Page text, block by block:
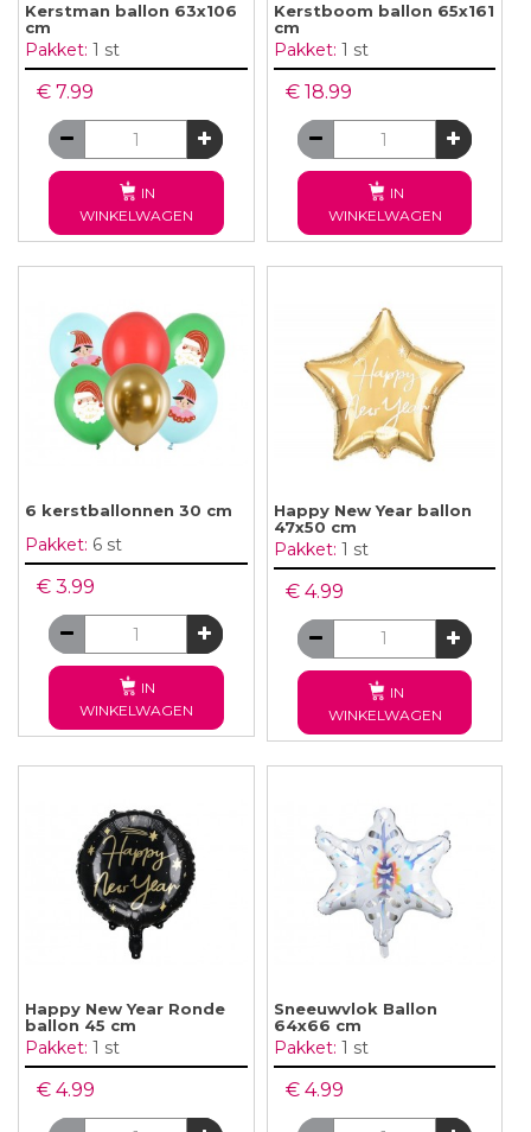
Kerstman ballon 63x106
cm
Pakket: 1 st
€ 7.99
IN
WINKELWAGEN
Kerstboom ballon 65x161
cm
Pakket: 1 st
€ 18.99
IN
WINKELWAGEN
6 kerstballonnen 30 cm
Pakket: 6 st
€ 3.99
IN
WINKELWAGEN
Happy New Year ballon
47x50 cm
Pakket: 1 st
€ 4.99
IN
WINKELWAGEN
Happy New Year Ronde
ballon 45 cm
Pakket: 1 st
€ 4.99
Sneeuwvlok Ballon
64x66 cm
Pakket: 1 st
€ 4.99